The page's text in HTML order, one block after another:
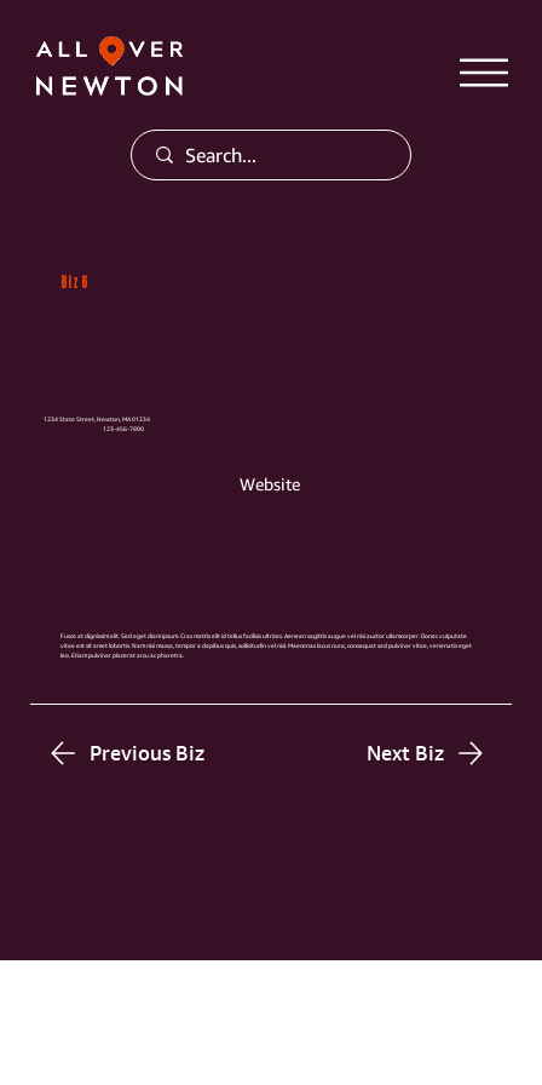
Biz 6
1234 State Street, Newton, MA 01234
123-456-7890
Website
Fusce at dignissim elit. Sed eget diam ipsum. Cras mattis elit id tellus facilisis ultrices. Aenean sagittis augue vel nisi auctor ullamcorper. Donec vulputate
vitae est sit amet lobortis. Nam nisi massa, tempor a dapibus quis, sollicitudin vel nisl. Maecenas lacus nunc, consequat sed pulvinar vitae, venenatis eget
leo. Etiam pulvinar placerat arcu ac pharetra.
Previous Biz Next Biz